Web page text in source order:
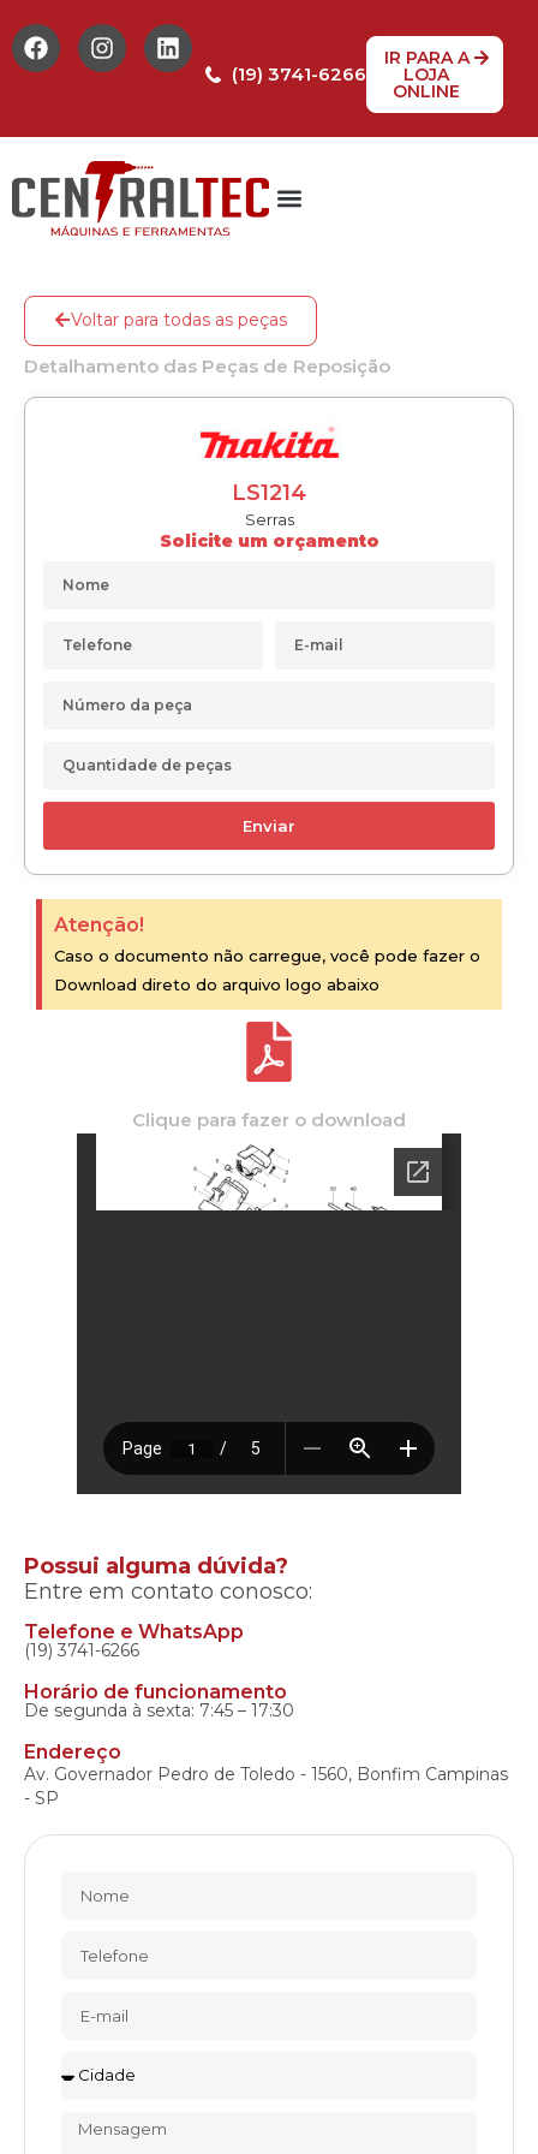
(19) 3741-6266
IR PARA A
LOJA
ONLINE
Voltar para todas as peças
Detalhamento das Peças de Reposição
LS1214
Serras
Solicite um orçamento
Enviar
Atenção!
Caso o documento não carregue, você pode fazer o
Download direto do arquivo logo abaixo
Clique para fazer o download
Possui alguma dúvida?
Entre em contato conosco:
Telefone e WhatsApp
(19) 3741-6266
Horário de funcionamento
De segunda à sexta: 7:45 – 17:30
Endereço
Av. Governador Pedro de Toledo - 1560, Bonfim Campinas
- SP